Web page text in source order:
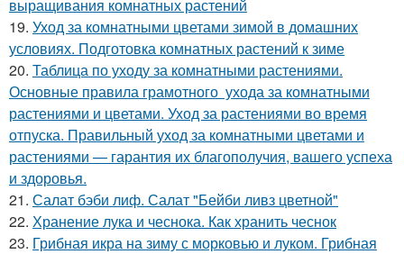
выращивания комнатных растений
19. Уход за комнатными цветами зимой в домашних
условиях. Подготовка комнатных растений к зиме
20. Таблица по уходу за комнатными растениями.
Основные правила грамотного ухода за комнатными
растениями и цветами. Уход за растениями во время
отпуска. Правильный уход за комнатными цветами и
растениями — гарантия их благополучия, вашего успеха
и здоровья.
21. Салат бэби лиф. Салат "Бейби ливз цветной"
22. Хранение лука и чеснока. Как хранить чеснок
23. Грибная икра на зиму с морковью и луком. Грибная